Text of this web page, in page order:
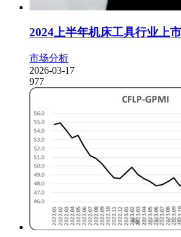
2024上半年机床工具行业上
市场分析
2026-03-17
977